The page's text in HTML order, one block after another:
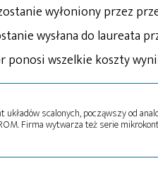
wyłoniony przez
wysłana do laureata
ponosi wszelkie koszty
scalonych, począwszy od
Firma wytwarza też serie